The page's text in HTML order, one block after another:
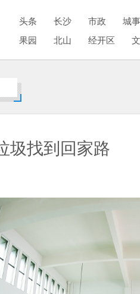
头条 长沙 市政 城事
果园
北山 经开区
圾找到回家路